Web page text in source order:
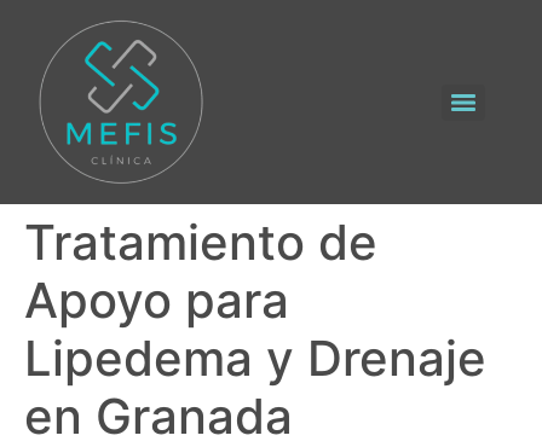
Tratamiento de
Apoyo para
Lipedema y Drenaje
en Granada